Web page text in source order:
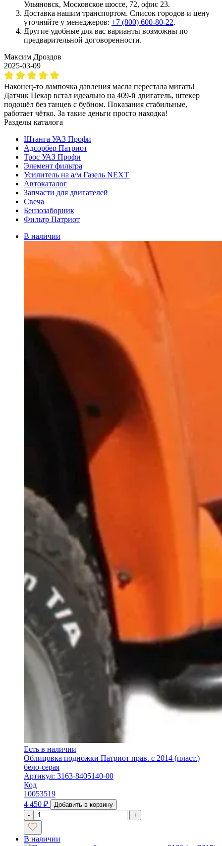
Ульяновск, Московское шоссе, 72, офис 23.
Доставка нашим транспортом. Список городов и цену
уточняйте у менеджеров: +7 (800) 600-80-22.
Другие удобные для вас варианты возможны по
предварительной договоренности.
Максим Дроздов
2025-03-09
Наконец-то лампочка давления масла перестала мигать!
Датчик Пекар встал идеально на 409-й двигатель, штекер
подошёл без танцев с бубном. Показания стабильные,
работает чётко. За такие деньги просто находка!
Разделы каталога
Штанга УАЗ Профи
Адсорбер Патриот
Трос УАЗ Профи
Элемент фильтра
Усилитель на а/м Газель NEXT
Автокаталог
Запчасти для двигателей
Свеча
Бензозаборник
Фильтр Патриот
В наличии
Есть в наличии
Облицовка подножки Патриот прав. с 2014 (пласт.)
бело-серая
Артикул: 3163-8405140-00
Код
10053519
4 450 ₽
Добавить в корзину
-
+
В наличии